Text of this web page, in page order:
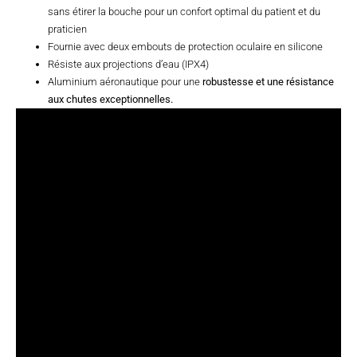
sans étirer la bouche pour un confort optimal du patient et du
praticien
Fournie avec deux embouts de protection oculaire en silicone
Résiste aux projections d’eau (IPX4)
Aluminium aéronautique pour une robustesse et une résistance
aux chutes exceptionnelles.